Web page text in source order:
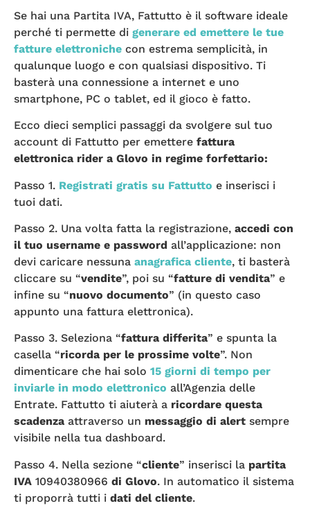
Se hai una Partita IVA, Fattutto è il software ideale
perché ti permette di generare ed emettere le tue
fatture elettroniche con estrema semplicità, in
qualunque luogo e con qualsiasi dispositivo. Ti
basterà una connessione a internet e uno
smartphone, PC o tablet, ed il gioco è fatto.
Ecco dieci semplici passaggi da svolgere sul tuo
account di Fattutto per emettere fattura
elettronica rider a Glovo in regime forfettario:
Passo 1. Registrati gratis su Fattutto e inserisci i
tuoi dati.
Passo 2. Una volta fatta la registrazione, accedi con
il tuo username e password all’applicazione: non
devi caricare nessuna anagrafica cliente, ti basterà
cliccare su “vendite”, poi su “fatture di vendita” e
infine su “nuovo documento” (in questo caso
appunto una fattura elettronica).
Passo 3. Seleziona “fattura differita” e spunta la
casella “ricorda per le prossime volte”. Non
dimenticare che hai solo 15 giorni di tempo per
inviarle in modo elettronico all’Agenzia delle
Entrate. Fattutto ti aiuterà a ricordare questa
scadenza attraverso un messaggio di alert sempre
visibile nella tua dashboard.
Passo 4. Nella sezione “cliente” inserisci la partita
IVA 10940380966 di Glovo. In automatico il sistema
ti proporrà tutti i dati del cliente.